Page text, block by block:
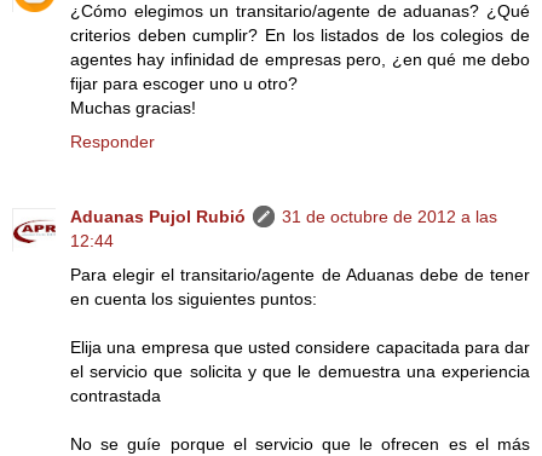
¿Cómo elegimos un transitario/agente de aduanas? ¿Qué
criterios deben cumplir? En los listados de los colegios de
agentes hay infinidad de empresas pero, ¿en qué me debo
fijar para escoger uno u otro?
Muchas gracias!
Responder
Aduanas Pujol Rubió
31 de octubre de 2012 a las
12:44
Para elegir el transitario/agente de Aduanas debe de tener
en cuenta los siguientes puntos:
Elija una empresa que usted considere capacitada para dar
el servicio que solicita y que le demuestra una experiencia
contrastada
No se guíe porque el servicio que le ofrecen es el más